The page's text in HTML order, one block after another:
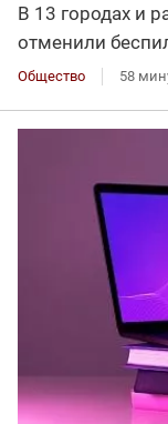
В 13 городах и
отменили
Общество 58